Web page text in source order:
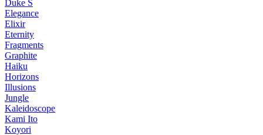
Duke S
Elegance
Elixir
Eternity
Fragments
Graphite
Haiku
Horizons
Illusions
Jungle
Kaleidoscope
Kami Ito
Koyori